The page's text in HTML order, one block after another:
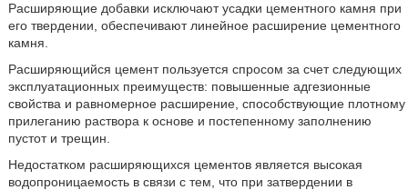
Расширяющие добавки исключают усадки цементного камня при
его твердении, обеспечивают линейное расширение цементного
камня.
Расширяющийся цемент пользуется спросом за счет следующих
эксплуатационных преимуществ: повышенные адгезионные
свойства и равномерное расширение, способствующие плотному
прилеганию раствора к основе и постепенному заполнению
пустот и трещин.
Недостатком расширяющихся цементов является высокая
водопроницаемость в связи с тем, что при затвердении в